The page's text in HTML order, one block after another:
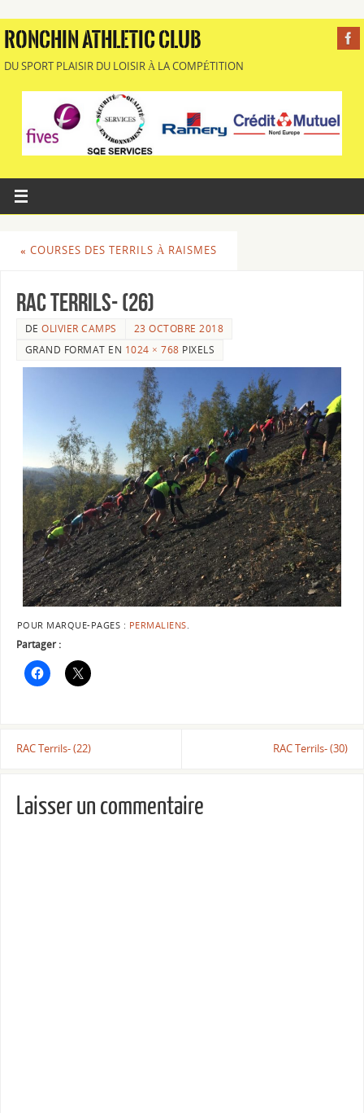
RONCHIN ATHLETIC CLUB
DU SPORT PLAISIR DU LOISIR À LA COMPÉTITION
« COURSES DES TERRILS À RAISMES
RAC Terrils- (26)
DEOLIVIER CAMPS
23 OCTOBRE 2018
GRAND FORMAT EN 1024 × 768 PIXELS
POUR MARQUE-PAGES : PERMALIENS.
Partager :
RAC Terrils- (22) RAC Terrils- (30)
Laisser un commentaire